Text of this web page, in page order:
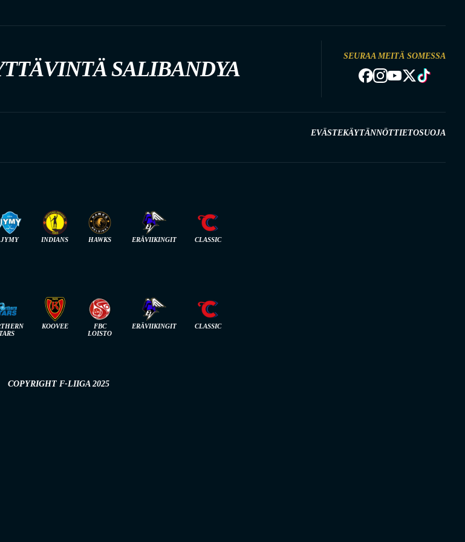
SALIBANDYA
SEURAA MEITÄ SOMESSA
EVÄSTEKÄYTÄNNÖTTIETOSUOJA
JYMY INDIANS HAWKS ERÄVIIKINGIT CLASSIC
KOOVEE
FBC
LOISTO
ERÄVIIKINGIT CLASSIC
COPYRIGHT F-LIIGA 2025